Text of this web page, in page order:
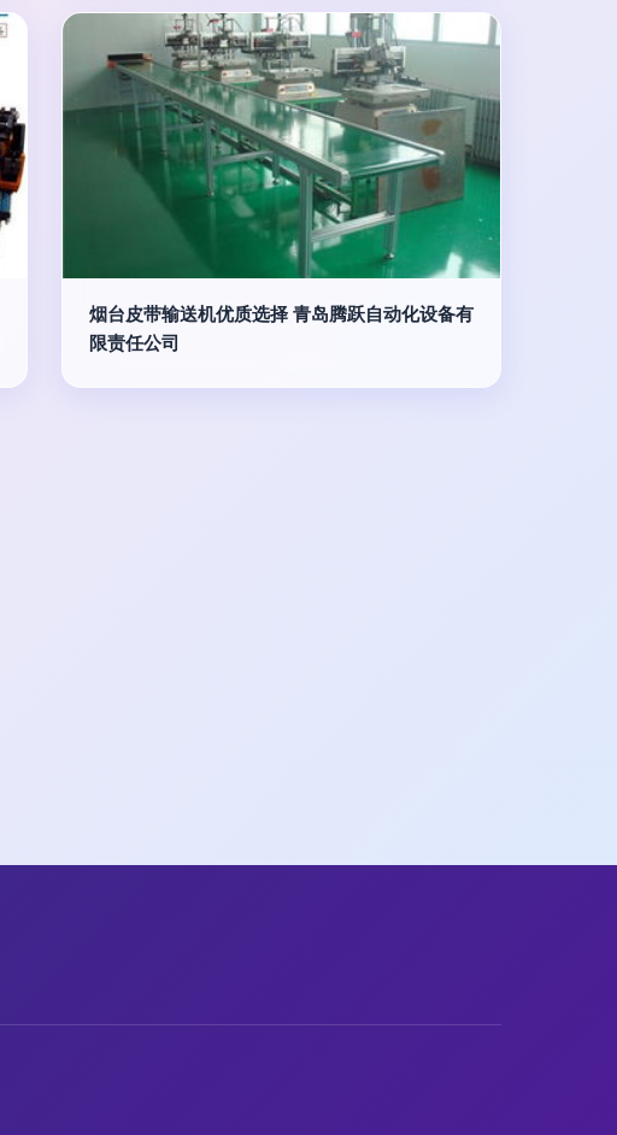
烟台皮带输送机优质选择 青岛腾跃自动化设备有
限责任公司